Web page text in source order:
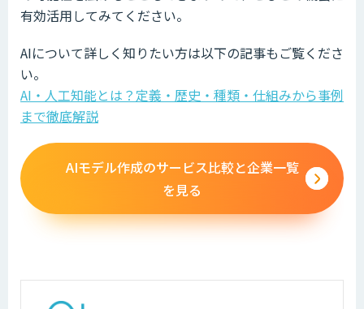
有効活用してみてください。
AIについて詳しく知りたい方は以下の記事もご覧くださ
い。
AI・人工知能とは？定義・歴史・種類・仕組みから事例
まで徹底解説
AIモデル作成のサービス比較と企業一覧
を見る